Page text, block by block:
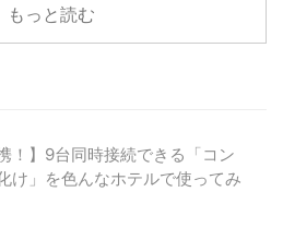
子
IP68/IP69K防水・防塵、MIL規格
もっと読む
！】9台同時接続できる「コン
け」を色んなホテルで使ってみ